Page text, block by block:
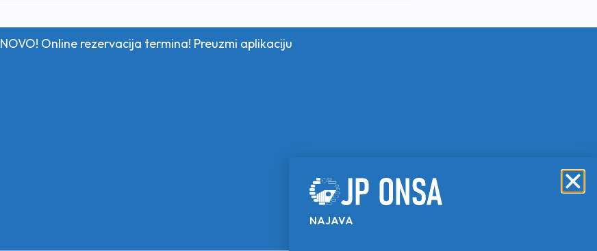
NOVO! Online rezervacija termina! Preuzmi aplikaciju
NAJAVA